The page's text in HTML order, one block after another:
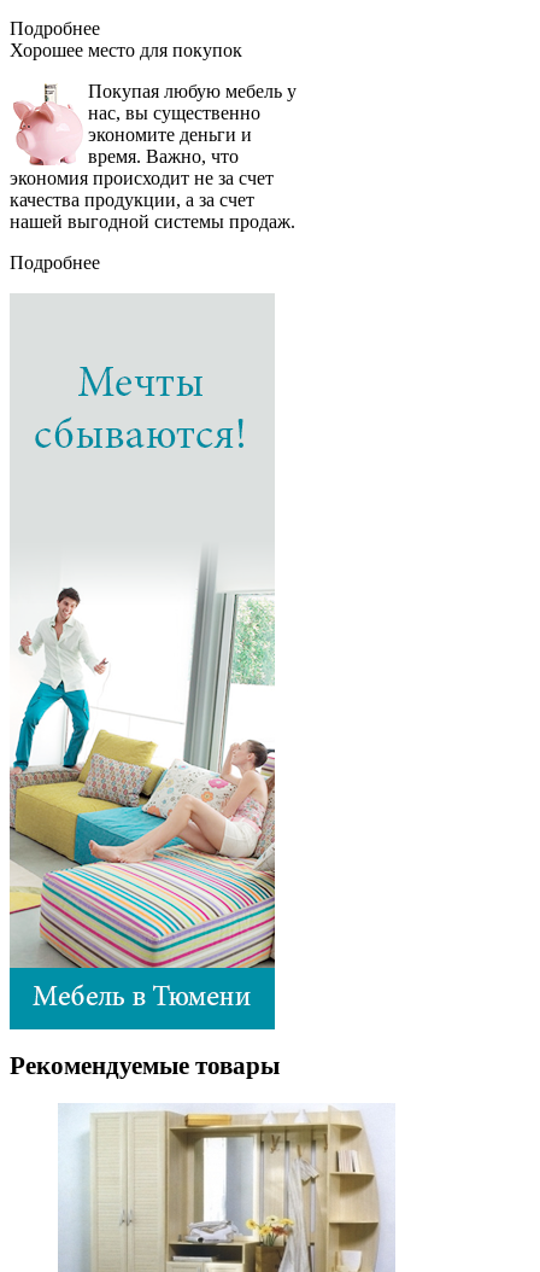
Подробнее
Хорошее место для покупок
Покупая любую мебель у
нас, вы существенно
экономите деньги и
время. Важно, что
экономия происходит не за счет
качества продукции, а за счет
нашей выгодной системы продаж.
Подробнее
Рекомендуемые товары